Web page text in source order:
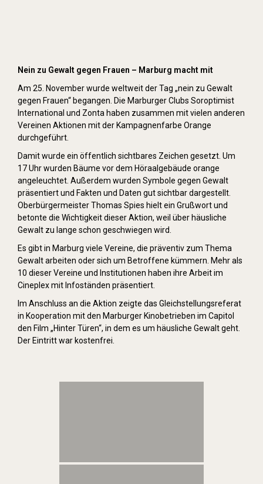
Nein zu Gewalt gegen Frauen – Marburg macht mit
Am 25. November wurde weltweit der Tag „nein zu Gewalt
gegen Frauen“ begangen. Die Marburger Clubs Soroptimist
International und Zonta haben zusammen mit vielen anderen
Vereinen Aktionen mit der Kampagnenfarbe Orange
durchgeführt.
Damit wurde ein öffentlich sichtbares Zeichen gesetzt. Um
17 Uhr wurden Bäume vor dem Höraalgebäude orange
angeleuchtet. Außerdem wurden Symbole gegen Gewalt
präsentiert und Fakten und Daten gut sichtbar dargestellt.
Oberbürgermeister Thomas Spies hielt ein Grußwort und
betonte die Wichtigkeit dieser Aktion, weil über häusliche
Gewalt zu lange schon geschwiegen wird.
Es gibt in Marburg viele Vereine, die präventiv zum Thema
Gewalt arbeiten oder sich um Betroffene kümmern. Mehr als
10 dieser Vereine und Institutionen haben ihre Arbeit im
Cineplex mit Infoständen präsentiert.
Im Anschluss an die Aktion zeigte das Gleichstellungsreferat
in Kooperation mit den Marburger Kinobetrieben im Capitol
den Film „Hinter Türen“, in dem es um häusliche Gewalt geht.
Der Eintritt war kostenfrei.